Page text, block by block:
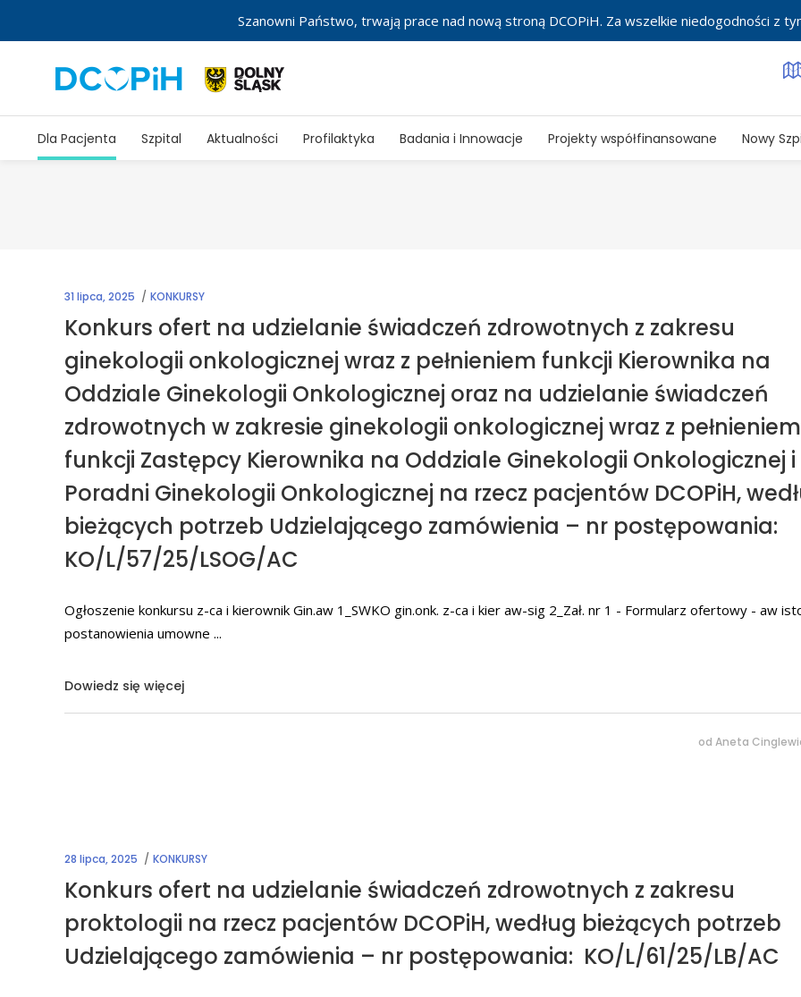
Szanowni Państwo, trwają prace nad nową stroną DCOPiH. Za wszelkie niedogodności z
Dla Pacjenta Szpital Aktualności Profilaktyka Badania i Innowacje Projekty współfinansowane Nowy
31 lipca, 2025 KONKURSY
Konkurs ofert na udzielanie świadczeń zdrowotnych z zakresu
ginekologii onkologicznej wraz z pełnieniem funkcji Kierownika na
Oddziale Ginekologii Onkologicznej oraz na udzielanie świadczeń
zdrowotnych w zakresie ginekologii onkologicznej wraz z pełnieniem
funkcji Zastępcy Kierownika na Oddziale Ginekologii Onkologicznej i
Poradni Ginekologii Onkologicznej na rzecz pacjentów DCOPiH,
bieżących potrzeb Udzielającego zamówienia – nr postępowania:
KO/L/57/25/LSOG/AC
Ogłoszenie konkursu z-ca i kierownik Gin.aw 1_SWKO gin.onk. z-ca i kier aw-sig 2_Zał. nr 1 - Formularz ofertowy - aw
postanowienia umowne
Dowiedz się więcej
od Aneta
28 lipca, 2025 KONKURSY
Konkurs ofert na udzielanie świadczeń zdrowotnych z zakresu
proktologii na rzecz pacjentów DCOPiH, według bieżących potrzeb
Udzielającego zamówienia – nr postępowania: KO/L/61/25/LB/AC